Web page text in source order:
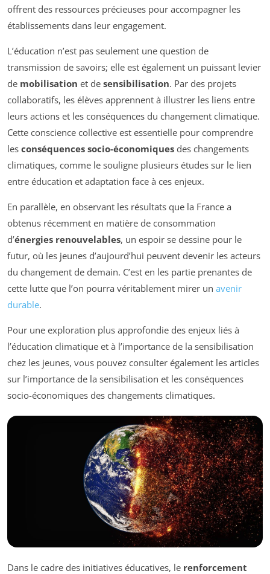
offrent des ressources précieuses pour accompagner les
établissements dans leur engagement.
L’éducation n’est pas seulement une question de
transmission de savoirs; elle est également un puissant levier
de mobilisation et de sensibilisation. Par des projets
collaboratifs, les élèves apprennent à illustrer les liens entre
leurs actions et les conséquences du changement climatique.
Cette conscience collective est essentielle pour comprendre
les conséquences socio-économiques des changements
climatiques, comme le souligne plusieurs études sur le lien
entre éducation et adaptation face à ces enjeux.
En parallèle, en observant les résultats que la France a
obtenus récemment en matière de consommation
d’énergies renouvelables, un espoir se dessine pour le
futur, où les jeunes d’aujourd’hui peuvent devenir les acteurs
du changement de demain. C’est en les partie prenantes de
cette lutte que l’on pourra véritablement mirer un avenir
durable.
Pour une exploration plus approfondie des enjeux liés à
l’éducation climatique et à l’importance de la sensibilisation
chez les jeunes, vous pouvez consulter également les articles
sur l’importance de la sensibilisation et les conséquences
socio-économiques des changements climatiques.
Dans le cadre des initiatives éducatives, le renforcement